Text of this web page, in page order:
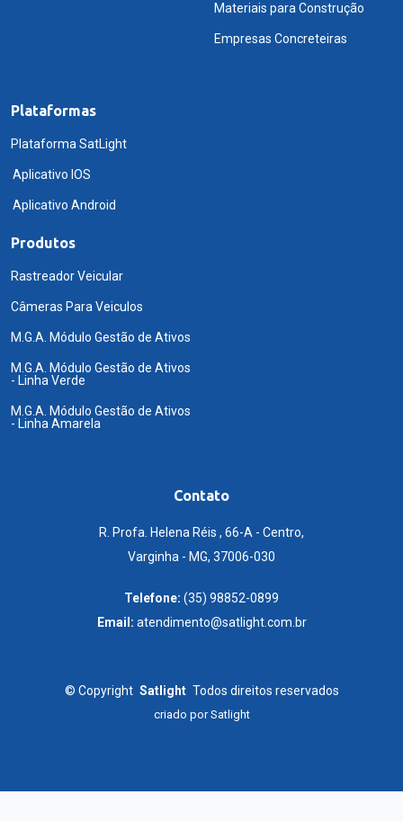
Materiais para Construção
Empresas Concreteiras
Plataformas
Plataforma SatLight
Aplicativo IOS
Aplicativo Android
Produtos
Rastreador Veicular
Câmeras Para Veiculos
M.G.A. Módulo Gestão de Ativos
M.G.A. Módulo Gestão de Ativos
- Linha Verde
M.G.A. Módulo Gestão de Ativos
- Linha Amarela
Contato
R. Profa. Helena Réis , 66-A - Centro,
Varginha - MG, 37006-030
Telefone: (35) 98852-0899
Email: atendimento@satlight.com.br
© Copyright Satlight Todos direitos reservados
criado porSatlight